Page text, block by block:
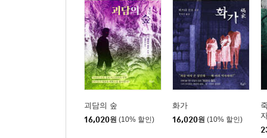
괴담의 숲
16,020원 (10% 할인)
화가
16,020원 (10% 할인)